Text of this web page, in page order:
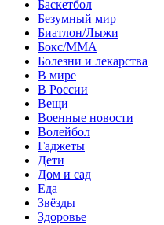
Баскетбол
Безумный мир
Биатлон/Лыжи
Бокс/MMA
Болезни и лекарства
В мире
В России
Вещи
Военные новости
Волейбол
Гаджеты
Дети
Дом и сад
Еда
Звёзды
Здоровье